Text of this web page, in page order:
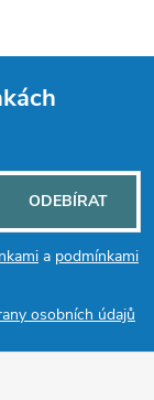
a podmínkami
osobních údajů
ODEBÍRAT